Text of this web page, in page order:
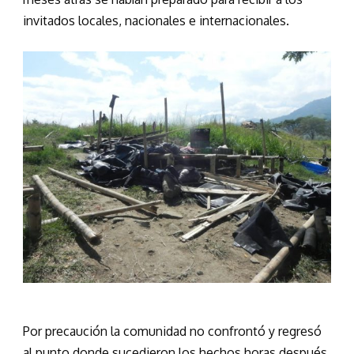
invitados locales, nacionales e internacionales.
Por precaución la comunidad no confrontó y regresó